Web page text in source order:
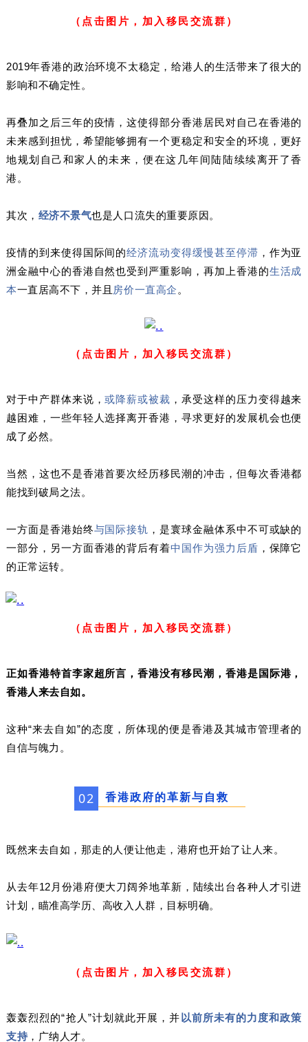
（点击图片，加入移民交流群）
2019年香港的政治环境不太稳定，给港人的生活带来了很大的
影响和不确定性。
再叠加之后三年的疫情，这使得部分香港居民对自己在香港的
未来感到担忧，希望能够拥有一个更稳定和安全的环境，更好
地规划自己和家人的未来，便在这几年间陆陆续续离开了香
港。
其次， 经济不景气也是人口流失的重要原因。
疫情的到来使得国际间的经济流动变得缓慢甚至停滞 ，作为亚
洲金融中心的香港自然也受到严重影响，再加上香港的生活成
本一直居高不下，并且 房价一直高企 。
（点击图片，加入移民交流群）
对于中产群体来说，或降薪或被裁 ，承受这样的压力变得越来
越困难，一些年轻人选择离开香港，寻求更好的发展机会也便
成了必然。
当然，这也不是香港首要次经历移民潮的冲击，但每次香港都
能找到破局之法。
一方面是香港始终与国际接轨 ，是寰球金融体系中不可或缺的
一部分，另一方面香港的背后有着中国作为强力后盾 ，保障它
的正常运转。
（点击图片，加入移民交流群）
正如香港特首李家超所言，香港没有移民潮，香港是国际港，
香港人来去自如。
这种“来去自如”的态度，所体现的便是香港及其城市管理者的
自信与魄力。
02 香港政府的革新与自救
既然来去自如，那走的人便让他走，港府也开始了让人来。
从去年12月份港府便大刀阔斧地革新，陆续出台各种人才引进
计划，瞄准高学历、高收入人群，目标明确。
（点击图片，加入移民交流群）
轰轰烈烈的“抢人”计划就此开展，并 以前所未有的力度和政策
支持，广纳人才。